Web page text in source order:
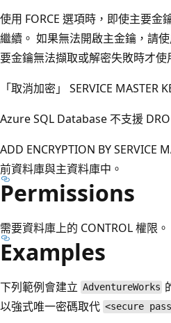
使用 FORCE 選項時，即使主要
繼續。 如果無法開啟主金鑰，請
要金鑰無法擷取或解密失敗時才使
「取消加密」 SERVICE
Azure SQL Database 不支援
ADD ENCRYPTION BY SERVICE
前資料庫與主資料庫中。
Permissions
需要資料庫上的 CONTROL 權限
Examples
下列範例會建立 AdventureWorks
以強式唯一密碼取代 <secure